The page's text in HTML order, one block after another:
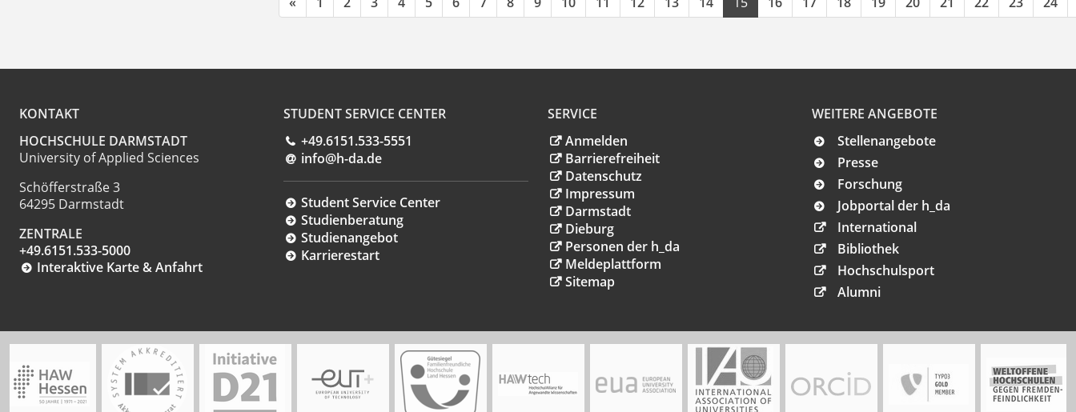
KONTAKT
HOCHSCHULE DARMSTADT
University of Applied Sciences
Schöfferstraße 3
64295 Darmstadt
ZENTRALE
+49.6151.533-5000
Interaktive Karte & Anfahrt
STUDENT SERVICE CENTER
+49.6151.533-5551
info@h-da.de
Student Service Center
Studienberatung
Studienangebot
Karrierestart
SERVICE
Anmelden
Barrierefreiheit
Datenschutz
Impressum
Darmstadt
Dieburg
Personen der h_da
Meldeplattform
Sitemap
WEITERE ANGEBOTE
Stellenangebote
Presse
Forschung
Jobportal der h_da
International
Bibliothek
Hochschulsport
Alumni